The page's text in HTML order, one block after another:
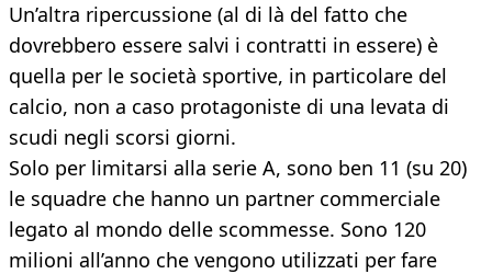
Un’altra ripercussione (al di là del fatto che
dovrebbero essere salvi i contratti in essere) è
quella per le società sportive, in particolare del
calcio, non a caso protagoniste di una levata di
scudi negli scorsi giorni.
Solo per limitarsi alla serie A, sono ben 11 (su 20)
le squadre che hanno un partner commerciale
legato al mondo delle scommesse. Sono 120
milioni all’anno che vengono utilizzati per fare